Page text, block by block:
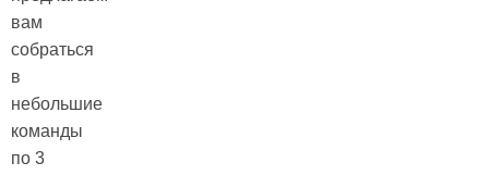
вам
собраться
в
небольшие
команды
по 3